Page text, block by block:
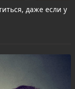
даже если у